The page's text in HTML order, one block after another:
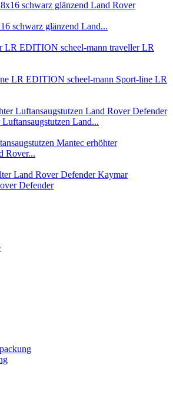
schwarz glänzend Land...
scheel-mann traveller LR
scheel-mann Sport-line LR
Land...
Mantec erhöhter
Rover...
Kaymar
Defender